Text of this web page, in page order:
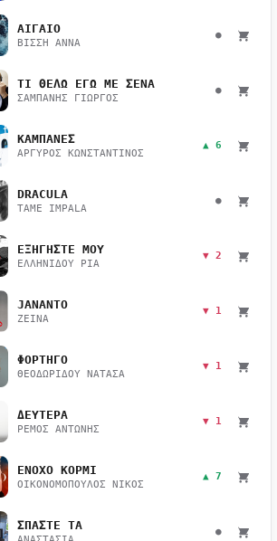
ΑΙΓΑΙΟ
ΒΙΣΣΗ ΑΝΝΑ
●
ΤΙ ΘΕΛΩ ΕΓΩ ΜΕ ΣΕΝΑ
ΣΑΜΠΑΝΗΣ ΓΙΩΡΓΟΣ
●
ΚΑΜΠΑΝΕΣ
ΑΡΓΥΡΟΣ ΚΩΝΣΤΑΝΤΙΝΟΣ
▲ 6
DRACULA
TAME IMPALA
●
ΕΞΗΓΗΣΤΕ ΜΟΥ
ΕΛΛΗΝΙΔΟΥ ΡΙΑ
▼ 2
JANANTO
ZEINA
▼ 1
ΦΟΡΤΗΓΟ
ΘΕΟΔΩΡΙΔΟΥ ΝΑΤΑΣΑ
▼ 1
ΔΕΥΤΕΡΑ
ΡΕΜΟΣ ΑΝΤΩΝΗΣ
▼ 1
ΕΝΟΧΟ ΚΟΡΜΙ
ΟΙΚΟΝΟΜΟΠΟΥΛΟΣ ΝΙΚΟΣ
▲ 7
ΣΠΑΣΤΕ ΤΑ ●